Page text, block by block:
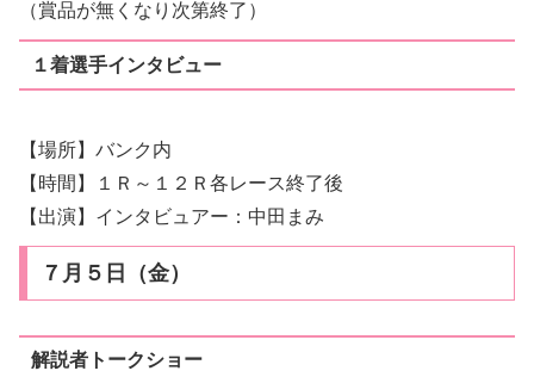
（賞品が無くなり次第終了）
１着選手インタビュー
【場所】バンク内
【時間】１Ｒ～１２Ｒ各レース終了後
【出演】インタビュアー：中田まみ
７月５日（金）
解説者トークショー